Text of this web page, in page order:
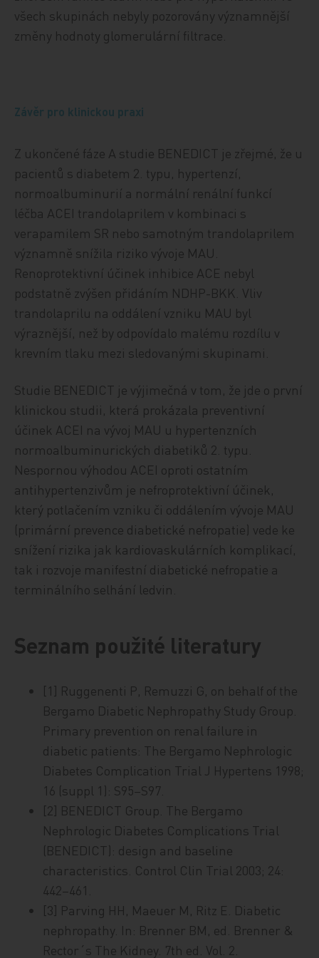
všech skupinách nebyly pozorovány významnější
změny hodnoty glomerulární filtrace.
Závěr pro klinickou praxi
Z ukončené fáze A studie BENEDICT je zřejmé, že u
pacientů s diabetem 2. typu, hypertenzí,
normoalbuminurií a normální renální funkcí
léčba ACEI trandolaprilem v kombinaci s
verapamilem SR nebo samotným trandolaprilem
významně snížila riziko vývoje MAU.
Renoprotektivní účinek inhibice ACE nebyl
podstatně zvýšen přidáním NDHP-BKK. Vliv
trandolaprilu na oddálení vzniku MAU byl
výraznější, než by odpovídalo malému rozdílu v
krevním tlaku mezi sledovanými skupinami.
Studie BENEDICT je výjimečná v tom, že jde o první
klinickou studii, která prokázala preventivní
účinek ACEI na vývoj MAU u hypertenzních
normoalbuminurických diabetiků 2. typu.
Nespornou výhodou ACEI oproti ostatním
antihypertenzivům je nefroprotektivní účinek,
který potlačením vzniku či oddálením vývoje MAU
(primární prevence diabetické nefropatie) vede ke
snížení rizika jak kardiovaskulárních komplikací,
tak i rozvoje manifestní diabetické nefropatie a
terminálního selhání ledvin.
Seznam použité literatury
[1] Ruggenenti P, Remuzzi G, on behalf of the
Bergamo Diabetic Nephropathy Study Group.
Primary prevention on renal failure in
diabetic patients: The Bergamo Nephrologic
Diabetes Complication Trial J Hypertens 1998;
16 (suppl 1): S95–S97.
[2] BENEDICT Group. The Bergamo
Nephrologic Diabetes Complications Trial
(BENEDICT): design and baseline
characteristics. Control Clin Trial 2003; 24:
442–461.
[3] Parving HH, Maeuer M, Ritz E. Diabetic
nephropathy. In: Brenner BM, ed. Brenner &
Rector´s The Kidney. 7th ed. Vol. 2.